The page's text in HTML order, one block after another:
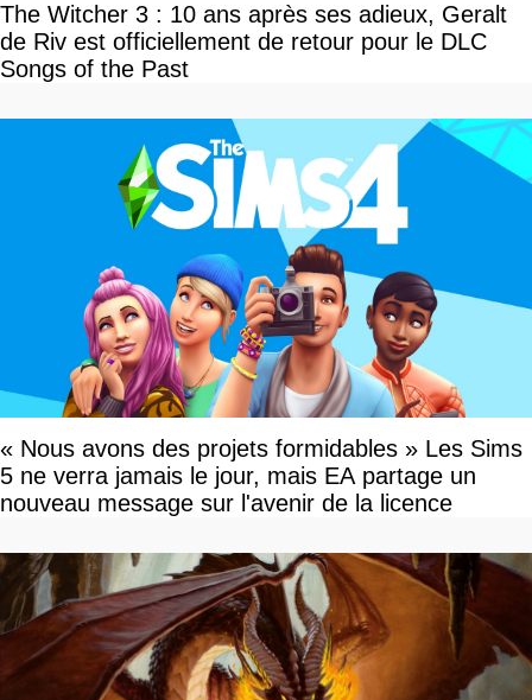
The Witcher 3 : 10 ans après ses adieux, Geralt
de Riv est officiellement de retour pour le DLC
Songs of the Past
« Nous avons des projets formidables » Les Sims
5 ne verra jamais le jour, mais EA partage un
nouveau message sur l'avenir de la licence